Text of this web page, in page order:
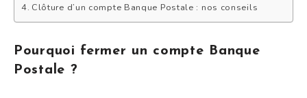
Clôture d’un compte Banque Postale : nos conseils
Pourquoi fermer un compte Banque
Postale ?